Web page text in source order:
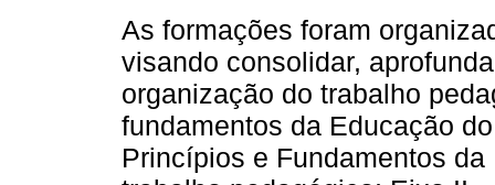
As formações foram
visando consolidar,
organização do trabalho
fundamentos da Educação
Princípios e Fundamentos